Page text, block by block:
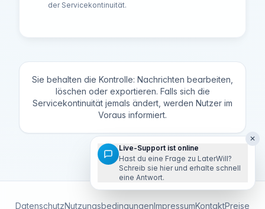
der Servicekontinuität.
Sie behalten die Kontrolle: Nachrichten bearbeiten,
löschen oder exportieren. Falls sich die
Servicekontinuität jemals ändert, werden Nutzer im
Voraus informiert.
DatenschutzNutzungsbedingungenImpressumKontaktPreise
✕
Live-Support ist online
Hast du eine Frage zu LaterWill?
Schreib sie hier und erhalte schnell
eine Antwort.